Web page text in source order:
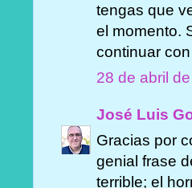
tengas que
el momento.
continuar
28 de abril
José Luis
Gracias por
genial frase
terrible; el